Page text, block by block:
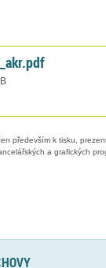
především k tisku,
a grafických